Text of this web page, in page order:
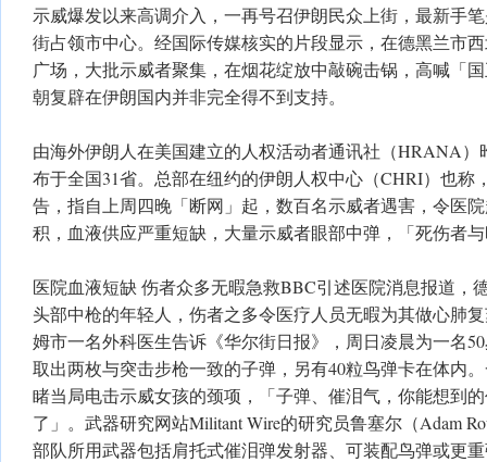
示威爆发以来高调介入，一再号召伊朗民众上街，最新手
街占领市中心。经国际传媒核实的片段显示，在德黑兰市
广场，大批示威者聚集，在烟花绽放中敲碗击锅，高喊「
朝复辟在伊朗国内并非完全得不到支持。
由海外伊朗人在美国建立的人权活动者通讯社（HRANA）
布于全国31省。总部在纽约的伊朗人权中心（CHRI）也称
告，指自上周四晚「断网」起，数百名示威者遇害，令医
积，血液供应严重短缺，大量示威者眼部中弹，「死伤者
医院血液短缺 伤者众多无暇急救BBC引述医院消息报道，
头部中枪的年轻人，伤者之多令医疗人员无暇为其做心肺
姆市一名外科医生告诉《华尔街日报》，周日凌晨为一名
取出两枚与突击步枪一致的子弹，另有40粒鸟弹卡在体内
睹当局电击示威女孩的颈项，「子弹、催泪气，你能想到
了」。武器研究网站Militant Wire的研究员鲁塞尔（Adam
部队所用武器包括肩托式催泪弹发射器、可装配鸟弹或更